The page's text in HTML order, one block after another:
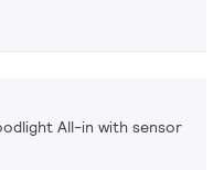
All-in with sensor